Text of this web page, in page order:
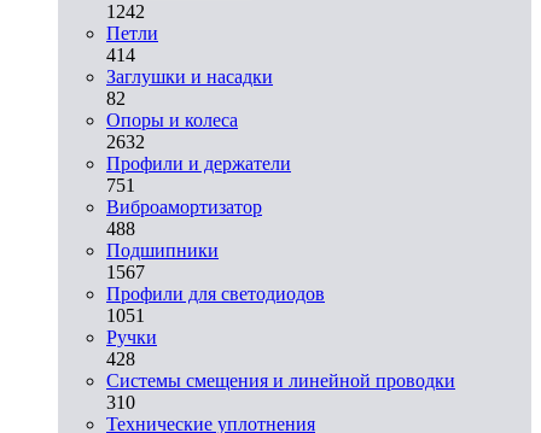
1242
Петли
414
Заглушки и насадки
82
Опоры и колеса
2632
Профили и держатели
751
Виброамортизатор
488
Подшипники
1567
Профили для светодиодов
1051
Ручки
428
Системы смещения и линейной проводки
310
Технические уплотнения